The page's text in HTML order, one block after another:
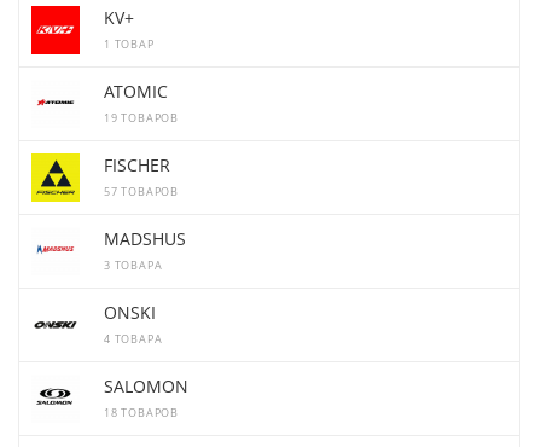
KV+
1 ТОВАР
ATOMIC
19 ТОВАРОВ
FISCHER
57 ТОВАРОВ
MADSHUS
3 ТОВАРА
ONSKI
4 ТОВАРА
SALOMON
18 ТОВАРОВ